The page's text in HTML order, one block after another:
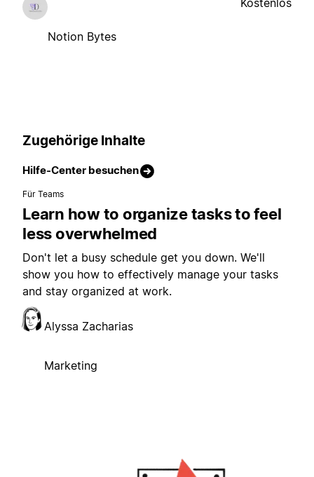
Notion Bytes
Zugehörige Inhalte
Hilfe-Center besuchen
Für Teams
Learn how to organize tasks to feel
less overwhelmed
Don't let a busy schedule get you down. We'll
show you how to effectively manage your tasks
and stay organized at work.
Alyssa Zacharias
Marketing